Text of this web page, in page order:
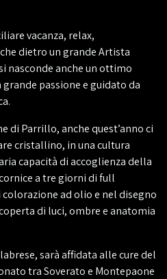
vacanza, relax,
dietro un grande Artista
nasconde anche un ottimo
passione e guidato da
.
di Parrillo, anche quest’anno ci
cristallino, in una cultura
capacità di accoglienza della
a tre giorni di full
ad olio e nel disegno
di luci, ombre e anatomia
sarà affidata alle cure del
tra Soverato e Montepaone